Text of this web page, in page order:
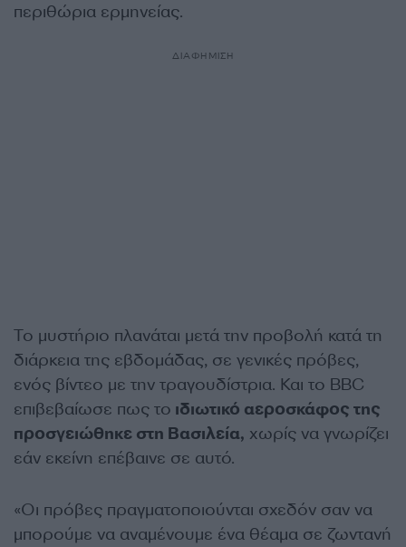
περιθώρια ερμηνείας.
ΔΙΑΦΗΜΙΣΗ
Το μυστήριο πλανάται μετά την προβολή κατά τη
διάρκεια της εβδομάδας, σε γενικές πρόβες,
ενός βίντεο με την τραγουδίστρια. Και το BBC
επιβεβαίωσε πως το ιδιωτικό αεροσκάφος της
προσγειώθηκε στη Βασιλεία, χωρίς να γνωρίζει
εάν εκείνη επέβαινε σε αυτό.
«Οι πρόβες πραγματοποιούνται σχεδόν σαν να
μπορούμε να αναμένουμε ένα θέαμα σε ζωντανή